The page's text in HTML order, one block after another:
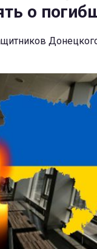
о
Донецкого